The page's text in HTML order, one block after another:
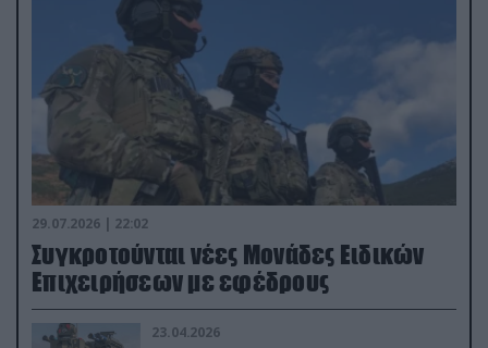
29.07.2026 | 22:02
Συγκροτούνται νέες Μονάδες Ειδικών
Επιχειρήσεων με εφέδρους
23.04.2026